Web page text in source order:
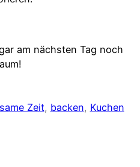
am nächsten Tag noch
Zeit, backen, Kuchen